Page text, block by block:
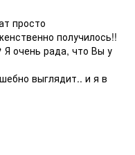
просто
получилось!!
Я очень рада, что Вы у
выглядит.. и я в